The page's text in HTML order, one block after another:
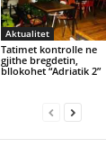
Aktualitet
Tatimet kontrolle ne
gjithe bregdetin,
bllokohet “Adriatik 2”